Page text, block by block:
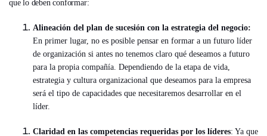
que lo deben conformar:
Alineación del plan de sucesión con la estrategia del negocio:
En primer lugar, no es posible pensar en formar a un futuro líder
de organización si antes no tenemos claro qué deseamos a futuro
para la propia compañía. Dependiendo de la etapa de vida,
estrategia y cultura organizacional que deseamos para la empresa
será el tipo de capacidades que necesitaremos desarrollar en el
líder.
Claridad en las competencias requeridas por los líderes: Ya que